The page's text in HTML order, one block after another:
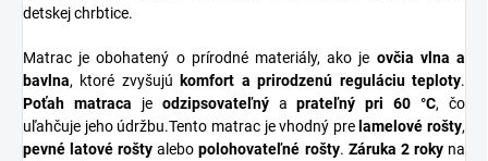
detskej chrbtice.
Matrac je obohatený o prírodné materiály, ako je ovčia vlna a
bavlna, ktoré zvyšujú komfort a prirodzenú reguláciu teploty.
Poťah matraca je odzipsovateľnýaprateľný pri 60 °C, čo
uľahčuje jeho údržbu.Tento matrac je vhodný pre lamelové rošty,
pevné latové rošty alebopolohovateľné rošty. Záruka 2 rokyna